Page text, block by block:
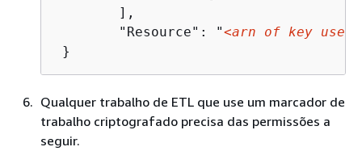
"Resource": "<arn of key used
Qualquer trabalho de ETL que use um marcador de
trabalho criptografado precisa das permissões a
seguir.